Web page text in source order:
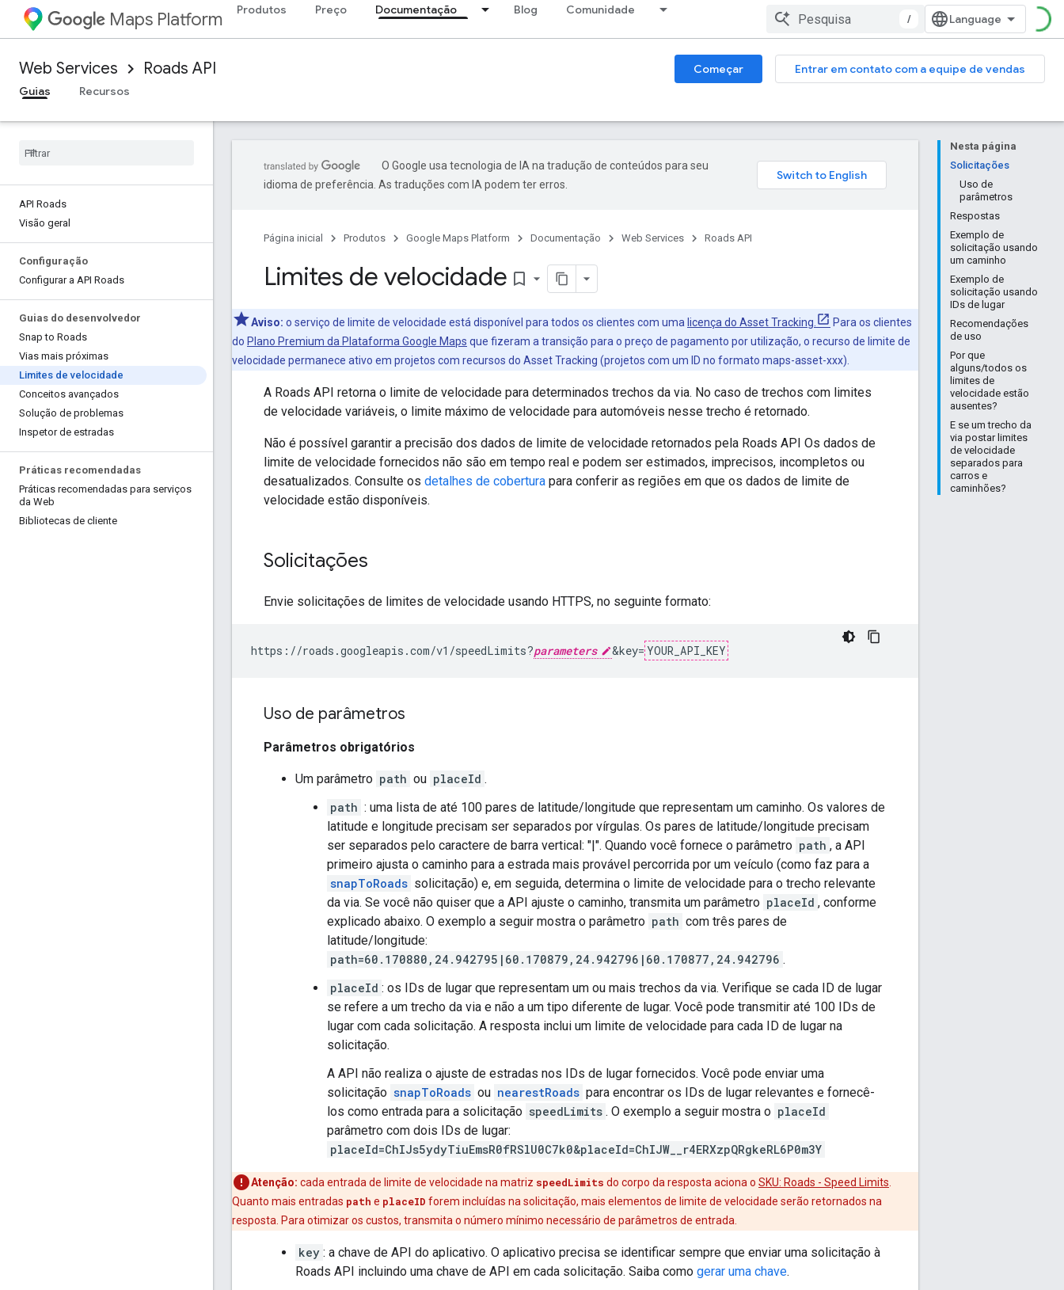
Maps Platform Produtos Preço Documentação Blog Comunidade
/
Web Services Roads API Começar
Entrar em contato com a equipe de vendas
Guias
Recursos
API Roads
Visão geral
Configuração
Configurar a API Roads
Guias do desenvolvedor
Snap to Roads
Vias mais próximas
Limites de velocidade
Conceitos avançados
Solução de problemas
Inspetor de estradas
Práticas recomendadas
Práticas recomendadas para serviços
da Web
Bibliotecas de cliente
Nesta página
Solicitações
Uso de
parâmetros
Respostas
Exemplo de
solicitação usando
um caminho
Exemplo de
solicitação usando
IDs de lugar
Recomendações
de uso
Por que
alguns/todos os
limites de
velocidade estão
ausentes?
E se um trecho da
via postar limites
de velocidade
separados para
carros e
caminhões?
O Google usa tecnologia de IA na tradução de conteúdos para seu
idioma de preferência. As traduções com IA podem ter erros.
Página inicial Produtos Google Maps Platform Documentação Web Services Roads API
Limites de velocidade bookmark_border
Aviso: o serviço de limite de velocidade está disponível para todos os clientes com uma licença do Asset Tracking.
Para os clientes
do Plano Premium da Plataforma Google Maps que fizeram a transição para o preço de pagamento por utilização, o recurso de limite de
velocidade permanece ativo em projetos com recursos do Asset Tracking (projetos com um ID no formato maps-asset-xxx).
A Roads API retorna o limite de velocidade para determinados trechos da via. No caso de trechos com limites
de velocidade variáveis, o limite máximo de velocidade para automóveis nesse trecho é retornado.
Não é possível garantir a precisão dos dados de limite de velocidade retornados pela Roads API Os dados de
limite de velocidade fornecidos não são em tempo real e podem ser estimados, imprecisos, incompletos ou
desatualizados. Consulte os detalhes de cobertura para conferir as regiões em que os dados de limite de
velocidade estão disponíveis.
Solicitações
Envie solicitações de limites de velocidade usando HTTPS, no seguinte formato:
https://roads.googleapis.com/v1/speedLimits?parameters &key= YOUR_API_KEY
Uso de parâmetros
Parâmetros obrigatórios
Um parâmetro path ou placeId .
path : uma lista de até 100 pares de latitude/longitude que representam um caminho. Os valores de
latitude e longitude precisam ser separados por vírgulas. Os pares de latitude/longitude precisam
ser separados pelo caractere de barra vertical: "|". Quando você fornece o parâmetro path , a API
primeiro ajusta o caminho para a estrada mais provável percorrida por um veículo (como faz para a
snapToRoads solicitação) e, em seguida, determina o limite de velocidade para o trecho relevante
da via. Se você não quiser que a API ajuste o caminho, transmita um parâmetro placeId , conforme
explicado abaixo. O exemplo a seguir mostra o parâmetro path com três pares de
latitude/longitude:
path=60.170880,24.942795|60.170879,24.942796|60.170877,24.942796 .
placeId : os IDs de lugar que representam um ou mais trechos da via. Verifique se cada ID de lugar
se refere a um trecho da via e não a um tipo diferente de lugar. Você pode transmitir até 100 IDs de
lugar com cada solicitação. A resposta inclui um limite de velocidade para cada ID de lugar na
solicitação.
A API não realiza o ajuste de estradas nos IDs de lugar fornecidos. Você pode enviar uma
solicitação snapToRoads ou nearestRoads para encontrar os IDs de lugar relevantes e fornecê-
los como entrada para a solicitação speedLimits . O exemplo a seguir mostra o placeId
parâmetro com dois IDs de lugar:
placeId=ChIJs5ydyTiuEmsR0fRSlU0C7k0&placeId=ChIJW__r4ERXzpQRgkeRL6P0m3Y
Atenção: cada entrada de limite de velocidade na matriz speedLimits do corpo da resposta aciona o SKU: Roads - Speed Limits
Quanto mais entradas path e placeID forem incluídas na solicitação, mais elementos de limite de velocidade serão retornados na
resposta. Para otimizar os custos, transmita o número mínimo necessário de parâmetros de entrada.
key : a chave de API do aplicativo. O aplicativo precisa se identificar sempre que enviar uma solicitação à
Roads API incluindo uma chave de API em cada solicitação. Saiba como gerar uma chave.